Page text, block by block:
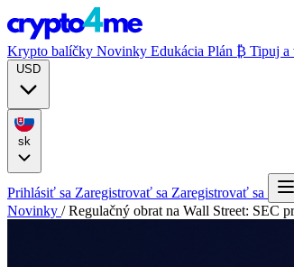
Krypto balíčky Novinky Edukácia Plán ₿ Tipuj a
Prihlásiť sa Zaregistrovať sa Zaregistrovať sa
Novinky / Regulačný obrat na Wall Street: SEC